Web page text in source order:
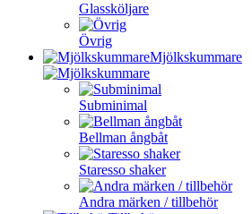
Glassköljare
Övrig
Mjölkskummare
Subminimal
Bellman ångbåt
Staresso shaker
Andra märken / tillbehör